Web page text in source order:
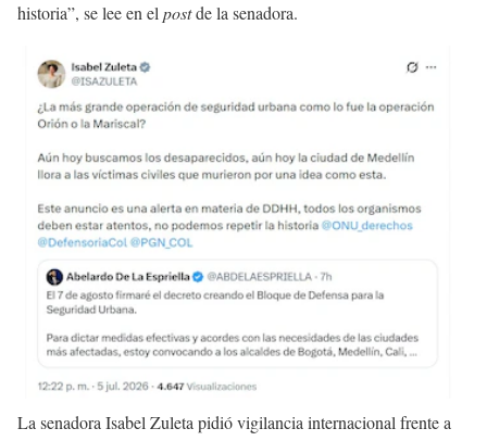
historia”, se lee en elpostde la senadora.
La senadora Isabel Zuleta pidió vigilancia internacional frente a